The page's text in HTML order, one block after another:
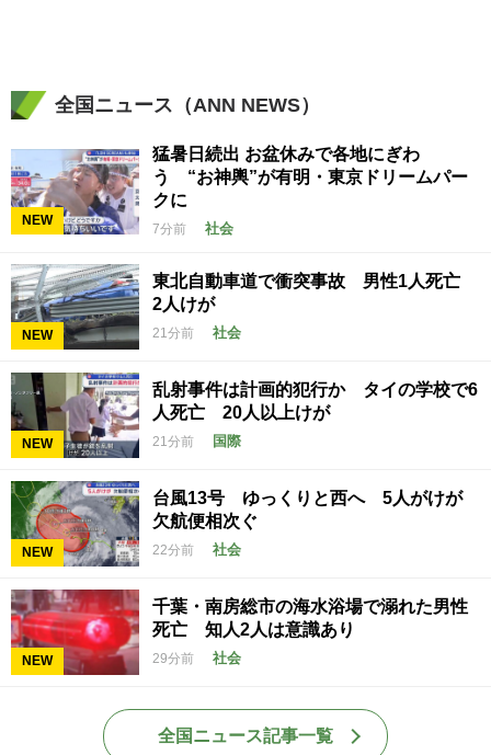
全国ニュース（ANN NEWS）
NEW
猛暑日続出 お盆休みで各地にぎわ
う “お神輿”が有明・東京ドリームパー
クに
7分前 社会
NEW
東北自動車道で衝突事故 男性1人死亡
2人けが
21分前 社会
NEW
乱射事件は計画的犯行か タイの学校で6
人死亡 20人以上けが
21分前 国際
NEW
台風13号 ゆっくりと西へ 5人がけが
欠航便相次ぐ
22分前 社会
NEW
千葉・南房総市の海水浴場で溺れた男性
死亡 知人2人は意識あり
29分前 社会
全国ニュース記事一覧